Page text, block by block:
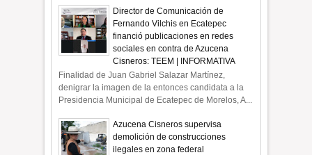
Director de Comunicación de
Fernando Vilchis en Ecatepec
financió publicaciones en redes
sociales en contra de Azucena
Cisneros: TEEM | INFORMATIVA
Finalidad de Juan Gabriel Salazar Martínez,
denigrar la imagen de la entonces candidata a la
Presidencia Municipal de Ecatepec de Morelos, A...
Azucena Cisneros supervisa
demolición de construcciones
ilegales en zona federal